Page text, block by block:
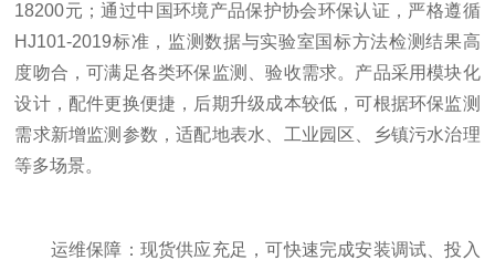
18200元；通过中国环境产品保护协会环保认证，严格遵循
HJ101-2019标准，监测数据与实验室国标方法检测结果高
度吻合，可满足各类环保监测、验收需求。产品采用模块化
设计，配件更换便捷，后期升级成本较低，可根据环保监测
需求新增监测参数，适配地表水、工业园区、乡镇污水治理
等多场景。
运维保障：现货供应充足，可快速完成安装调试、投入